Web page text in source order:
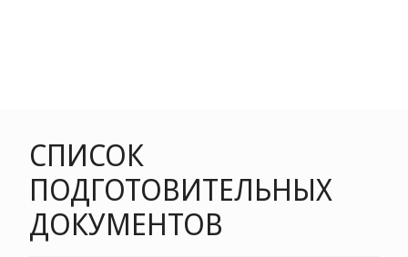
СПИСОК
ПОДГОТОВИТЕЛЬНЫХ
ДОКУМЕНТОВ